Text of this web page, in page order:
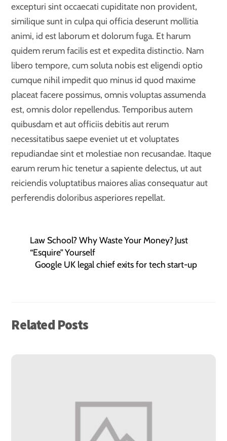
excepturi sint occaecati cupiditate non provident,
similique sunt in culpa qui officia deserunt mollitia
animi, id est laborum et dolorum fuga. Et harum
quidem rerum facilis est et expedita distinctio. Nam
libero tempore, cum soluta nobis est eligendi optio
cumque nihil impedit quo minus id quod maxime
placeat facere possimus, omnis voluptas assumenda
est, omnis dolor repellendus. Temporibus autem
quibusdam et aut officiis debitis aut rerum
necessitatibus saepe eveniet ut et voluptates
repudiandae sint et molestiae non recusandae. Itaque
earum rerum hic tenetur a sapiente delectus, ut aut
reiciendis voluptatibus maiores alias consequatur aut
perferendis doloribus asperiores repellat.
Law School? Why Waste Your Money? Just
“Esquire” Yourself
Google UK legal chief exits for tech start-up
Related Posts